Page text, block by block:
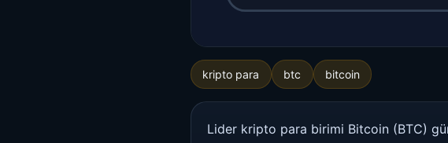
kripto para btc bitcoin
Lider kripto para birimi Bitcoin (BTC)